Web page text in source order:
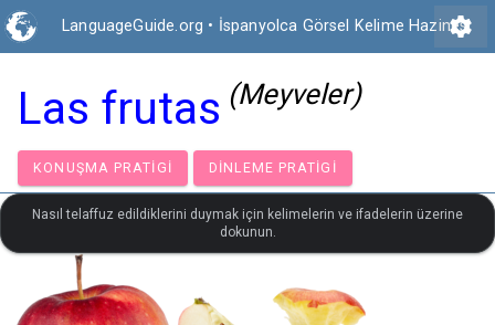
LanguageGuide.org • İspanyolca Görsel Kelime Hazinesi
settings
Las frutas (Meyveler)
KONUŞMA PRATIGI DINLEME PRATIGI
Nasıl telaffuz edildiklerini duymak için kelimelerin ve ifadelerin üzerine
dokunun.